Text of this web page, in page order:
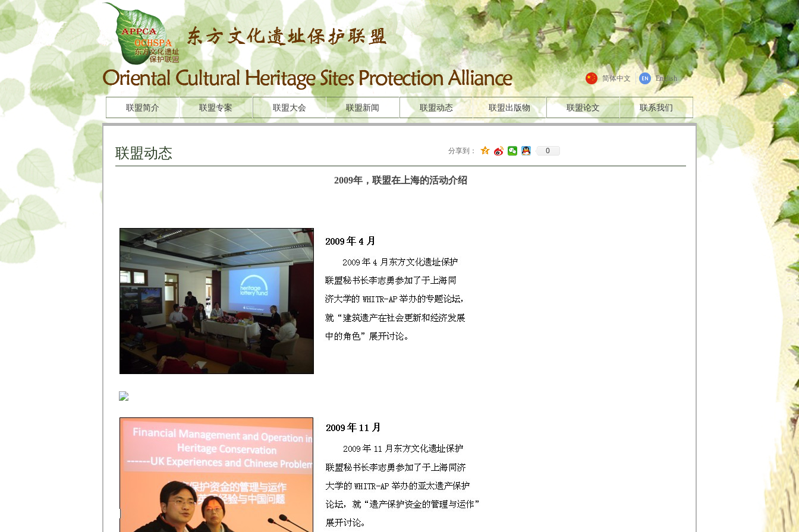
简体中文 English
联盟简介 联盟专案 联盟大会 联盟新闻 联盟动态 联盟出版物 联盟论文 联系我们
联盟动态 分享到： 0
2009年，联盟在上海的活动介绍